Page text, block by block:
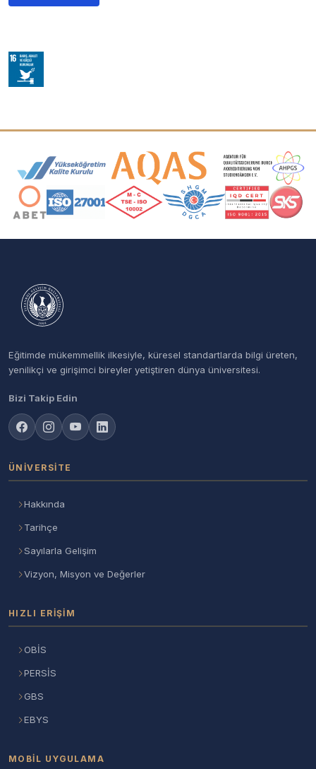
Akreditasyon ve Üyelik Logoları
Eğitimde mükemmellik ilkesiyle, küresel standartlarda bilgi üreten,
yenilikçi ve girişimci bireyler yetiştiren dünya üniversitesi.
Bizi Takip Edin
ÜNIVERSITE
Hakkında
Tarihçe
Sayılarla Gelişim
Vizyon, Misyon ve Değerler
HIZLI ERIŞIM
OBİS
PERSİS
GBS
EBYS
MOBIL UYGULAMA